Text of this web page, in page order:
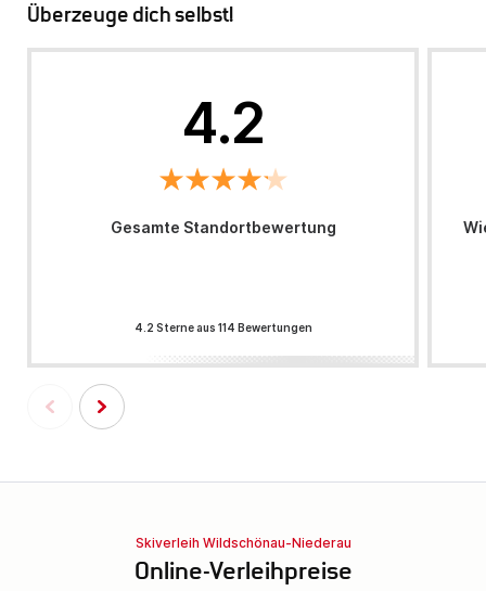
Überzeuge dich selbst!
4.2
Gesamte Standortbewertung
4.2 Sterne aus 114 Bewertungen
Skiverleih Wildschönau-Niederau
Online-Verleihpreise